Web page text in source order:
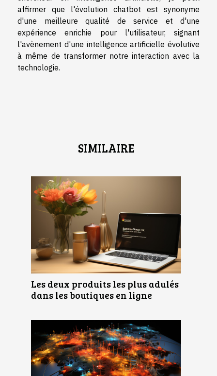
affirmer que l'évolution chatbot est synonyme
d'une meilleure qualité de service et d'une
expérience enrichie pour l'utilisateur, signant
l'avènement d'une intelligence artificielle évolutive
à même de transformer notre interaction avec la
technologie.
SIMILAIRE
Les deux produits les plus adulés
dans les boutiques en ligne